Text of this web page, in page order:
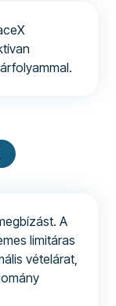
A
limitáras
vételárat,